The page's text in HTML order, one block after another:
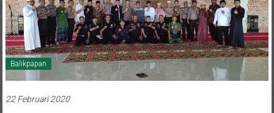
Balikpapan
22 Februari 2020